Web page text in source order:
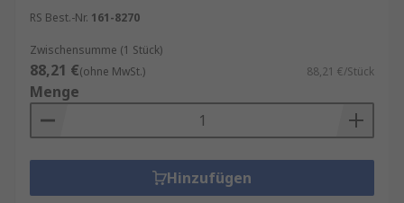
Betriebsspannung.
Wie findet man ein kompatibles
Schaltnetzteil für meine Anlage?
Vergleichen
Sie Spannung, Strombedarf, Anschlussart,
Einbaumaße und gegebenenfalls die
Anforderungen des Herstellers Ihrer Anlage.
RS Best.-Nr. 161-8270
Zwischensumme (1 Stück)
88,21 €(ohne MwSt.) 88,21 €/Stück
Menge
Hinzufügen